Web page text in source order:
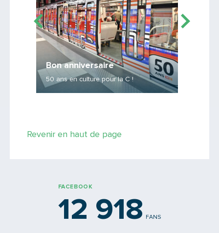
Bon anniversaire
50 ans en culture pour la C !
Revenir en haut de page
FACEBOOK
12 918 FANS